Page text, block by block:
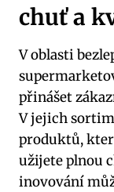
chuť a
V oblasti
přinášet
V jejich
produktů,
užijete plnou
inovování